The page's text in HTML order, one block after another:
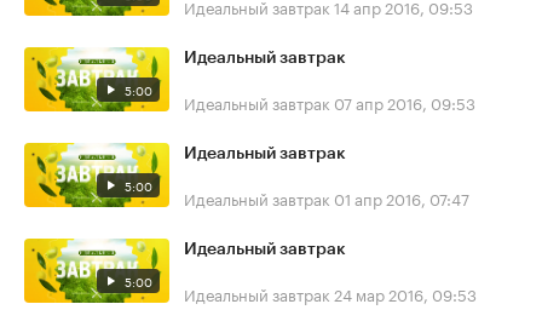
Идеальный завтрак 14 апр 2016, 09:53
5:00
Идеальный завтрак
Идеальный завтрак 07 апр 2016, 09:53
5:00
Идеальный завтрак
Идеальный завтрак 01 апр 2016, 07:47
5:00
Идеальный завтрак
Идеальный завтрак 24 мар 2016, 09:53